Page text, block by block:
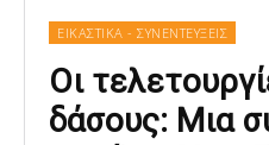
ΕΙΚΑΣΤΙΚΑ - ΣΥΝΕΝΤΕΥΞΕΙΣ
Οι
δάσους: Μια